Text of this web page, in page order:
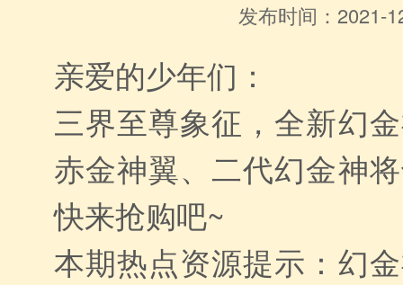
发布时间：2021-
亲爱的少年们：
三界至尊象征，全新幻
赤金神翼、二代幻金神
快来抢购吧~
本期热点资源提示：幻